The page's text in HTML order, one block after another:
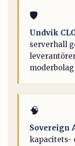
🛡️
Undvik
serverhall
moderbolag
🧠
Sovereign
kapacitets-